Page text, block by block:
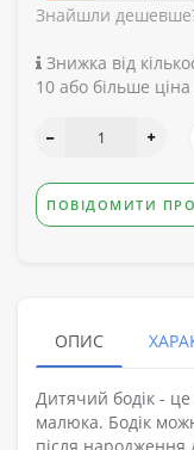
Знайшли
Знижка від
10 або більше ціна
ПОВІДОМИТИ ПРО
ОПИС
Дитячий бодік -
малюка. Бодік
після народження